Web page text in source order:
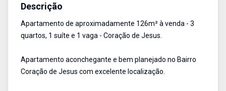
Descrição
Apartamento de aproximadamente 126m² à venda - 3
quartos, 1 suíte e 1 vaga - Coração de Jesus.
Apartamento aconchegante e bem planejado no Bairro
Coração de Jesus com excelente localização.